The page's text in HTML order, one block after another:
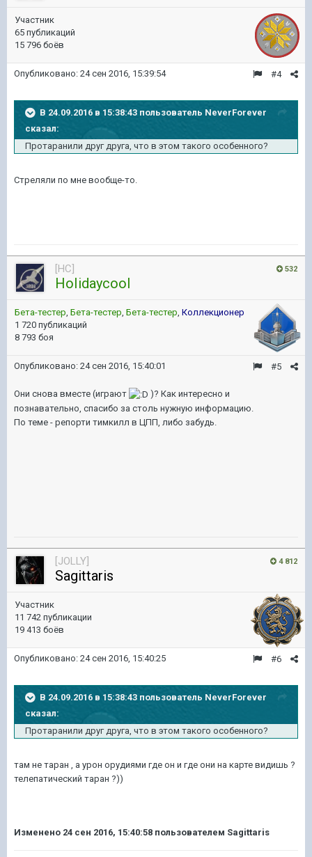
Участник
65 публикаций
15 796 боёв
#4
Опубликовано: 24 сен 2016, 15:39:54
В 24.09.2016 в 15:38:43 пользователь NeverForever
сказал:
Протаранили друг друга, что в этом такого особенного?
Стреляли по мне вообще-то.
532
[HC]
HoIidaycooI
Бета-тестер, Бета-тестер, Бета-тестер, Коллекционер
1 720 публикаций
8 793 боя
#5
Опубликовано: 24 сен 2016, 15:40:01
Они снова вместе (играют
)? Как интересно и
познавательно, спасибо за столь нужную информацию.
По теме - репорти тимкилл в ЦПП, либо забудь.
4 812
[JOLLY]
Sagittaris
Участник
11 742 публикации
19 413 боёв
#6
Опубликовано: 24 сен 2016, 15:40:25
В 24.09.2016 в 15:38:43 пользователь NeverForever
сказал:
Протаранили друг друга, что в этом такого особенного?
там не таран , а урон орудиями где он и где они на карте видишь ?
телепатический таран ?))
Изменено 24 сен 2016, 15:40:58 пользователем Sagittaris